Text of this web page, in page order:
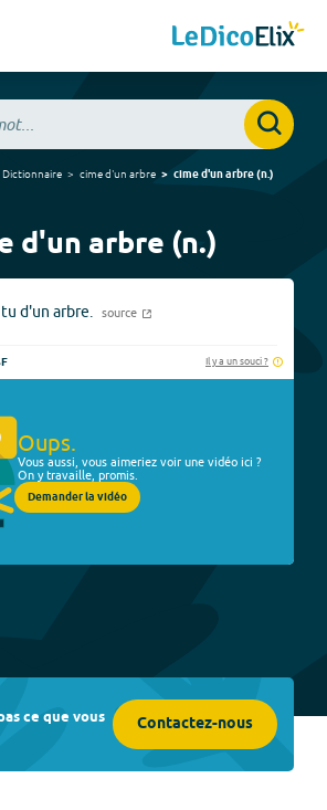
Dictionnaire cime d'un arbre cime d'un arbre(n.)
d'un arbre (n.)
d'un arbre. source
Il y a un souci ?
Oups.
Vous aussi, vous aimeriez voir une vidéo ici ?
On y travaille, promis.
Demander la vidéo
ce que vous Contactez-nous